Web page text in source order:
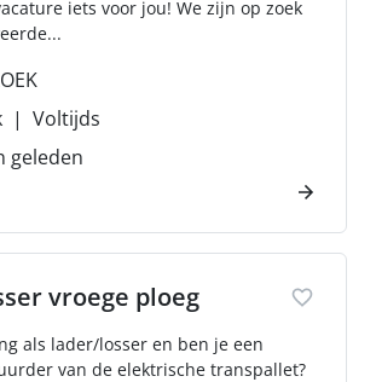
iets voor jou! We zijn op zoek
Voltijds
geleden
vroege ploeg
als lader/losser en ben je een
van de elektrische transpallet?